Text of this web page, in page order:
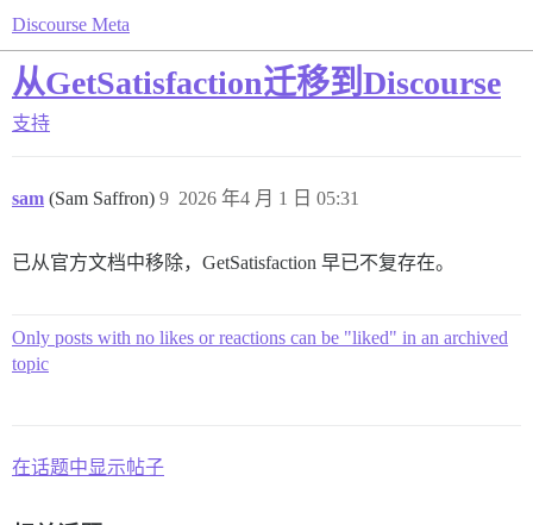
Discourse Meta
从GetSatisfaction迁移到Discourse
支持
sam (Sam Saffron) 2026 年4 月 1 日 05:31
9
已从官方文档中移除，GetSatisfaction 早已不复存在。
Only posts with no likes or reactions can be "liked" in an archived
topic
在话题中显示帖子